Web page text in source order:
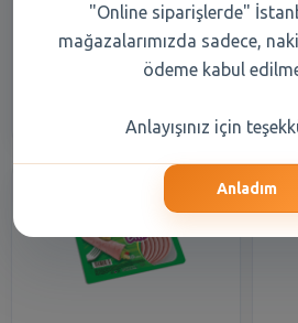
51,00 TL
"Online siparişlerde"
mağazalarımızda sadece,
ödeme kabul
Anlayışınız için
Anladım